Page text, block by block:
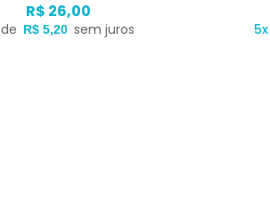
R$ 26,00
de R$ 5,20 sem juros 5x